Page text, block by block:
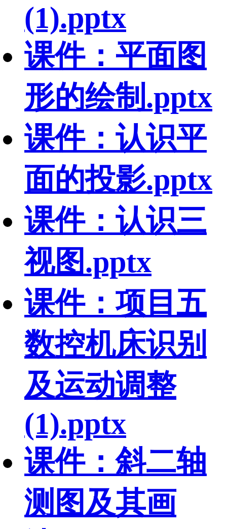
(1).pptx
课件：平面图
形的绘制.pptx
课件：认识平
面的投影.pptx
课件：认识三
视图.pptx
课件：项目五
数控机床识别
及运动调整
(1).pptx
课件：斜二轴
测图及其画